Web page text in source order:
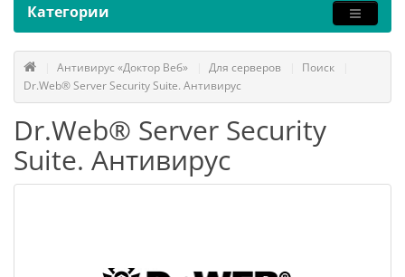
Категории
Антивирус «Доктор Веб» Для серверов
Поиск
Dr.Web® Server Security Suite. Антивирус
Dr.Web® Server Security
Suite. Антивирус